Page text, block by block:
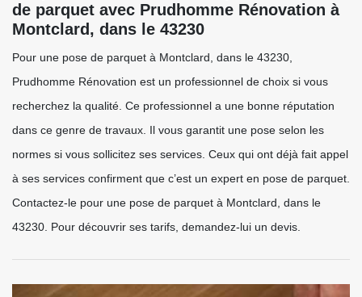
de parquet avec Prudhomme Rénovation à
Montclard, dans le 43230
Pour une pose de parquet à Montclard, dans le 43230,
Prudhomme Rénovation est un professionnel de choix si vous
recherchez la qualité. Ce professionnel a une bonne réputation
dans ce genre de travaux. Il vous garantit une pose selon les
normes si vous sollicitez ses services. Ceux qui ont déjà fait appel
à ses services confirment que c’est un expert en pose de parquet.
Contactez-le pour une pose de parquet à Montclard, dans le
43230. Pour découvrir ses tarifs, demandez-lui un devis.